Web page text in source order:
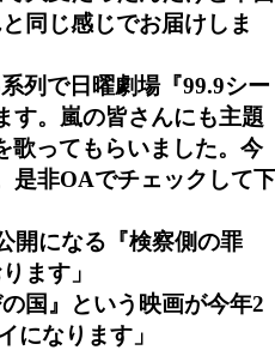
同じ感じでお届けしま
列で日曜劇場『99.9シー
す。嵐の皆さんにも主題
歌ってもらいました。今
是非OAでチェックして下
開になる『検察側の罪
ます」
国』という映画が今年2
になります」